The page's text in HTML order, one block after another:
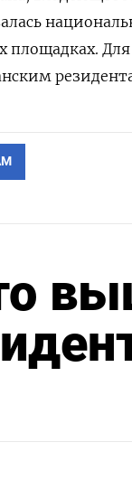
площадках.